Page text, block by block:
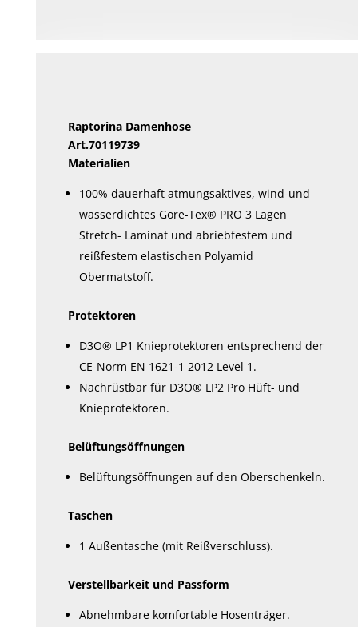
auf
der
gewählt
werden
Raptorina Damenhose
Art.70119739
Materialien
100% dauerhaft atmungsaktives, wind-und
wasserdichtes Gore-Tex® PRO 3 Lagen
Stretch- Laminat und abriebfestem und
reißfestem elastischen Polyamid
Obermatstoff.
Protektoren
D3O® LP1 Knieprotektoren entsprechend der
CE-Norm EN 1621-1 2012 Level 1.
Nachrüstbar für D3O® LP2 Pro Hüft- und
Knieprotektoren.
Belüftungsöffnungen
Belüftungsöffnungen auf den Oberschenkeln.
Taschen
1 Außentasche (mit Reißverschluss).
Verstellbarkeit und Passform
Abnehmbare komfortable Hosenträger.